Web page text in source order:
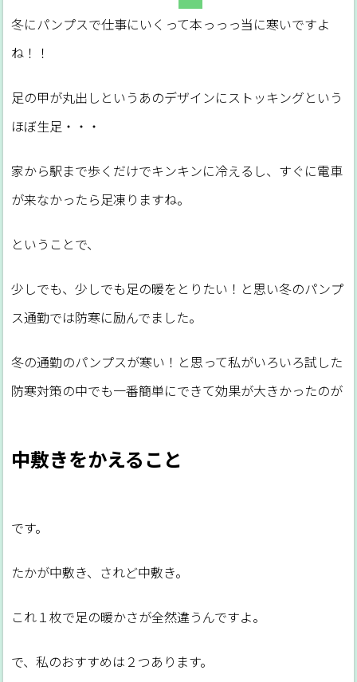
冬にパンプスで仕事にいくって本っっっ当に寒いですよ
ね！！
足の甲が丸出しというあのデザインにストッキングという
ほぼ生足・・・
家から駅まで歩くだけでキンキンに冷えるし、すぐに電車
が来なかったら足凍りますね。
ということで、
少しでも、少しでも足の暖をとりたい！と思い冬のパンプ
ス通勤では防寒に励んでました。
冬の通勤のパンプスが寒い！と思って私がいろいろ試した
防寒対策の中でも一番簡単にできて効果が大きかったのが
中敷きをかえること
です。
たかが中敷き、されど中敷き。
これ１枚で足の暖かさが全然違うんですよ。
で、私のおすすめは２つあります。